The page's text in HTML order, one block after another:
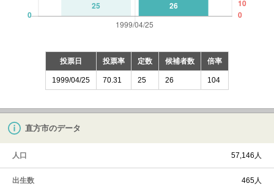
投票日 投票率 定数 候補者数 倍率
1999/04/25 70.31 25 26 104
直方市のデータ
人口 57,146人
出生数 465人